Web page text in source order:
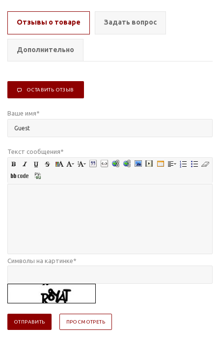
Отзывы о товаре Задать вопрос
Дополнительно
ОСТАВИТЬ ОТЗЫВ
Ваше имя*
Текст сообщения*
Символы на картинке*